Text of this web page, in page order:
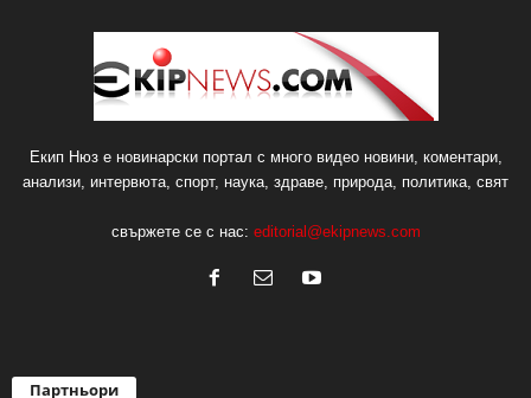
Екип Нюз е новинарски портал с много видео новини, коментари,
анализи, интервюта, спорт, наука, здраве, природа, политика, свят
свържете се с нас: editorial@ekipnews.com
Партньори